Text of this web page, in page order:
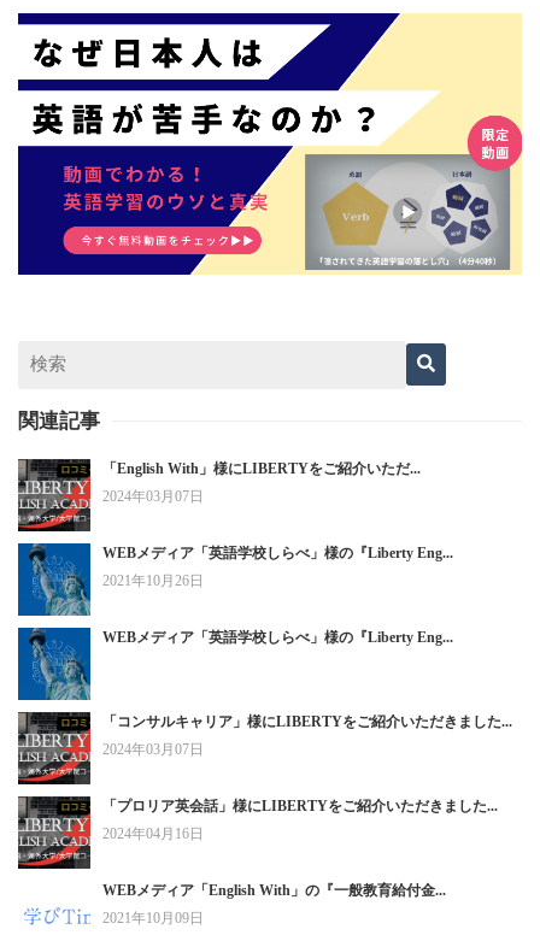
関連記事
「English With」様にLIBERTYをご紹介いただ...
2024年03月07日
WEBメディア「英語学校しらべ」様の『Liberty Eng...
2021年10月26日
WEBメディア「英語学校しらべ」様の『Liberty Eng...
「コンサルキャリア」様にLIBERTYをご紹介いただきました...
2024年03月07日
「プロリア英会話」様にLIBERTYをご紹介いただきました...
2024年04月16日
WEBメディア「English With」の『一般教育給付金...
2021年10月09日